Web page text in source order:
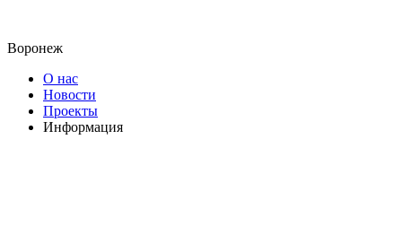
Воронеж
О нас
Новости
Проекты
Информация